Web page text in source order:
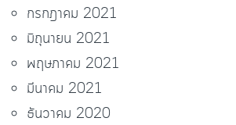
กรกฎาคม 2021
มิถุนายน 2021
พฤษภาคม 2021
มีนาคม 2021
ธันวาคม 2020